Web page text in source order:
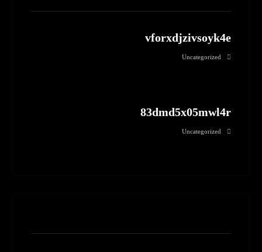
vforxdjzivsoyk4e
Uncategorized
83dmd5x05mwl4r
Uncategorized